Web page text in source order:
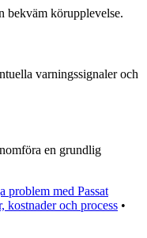
bekväm körupplevelse.
varningssignaler och
en grundlig
problem med Passat
kostnader och process •